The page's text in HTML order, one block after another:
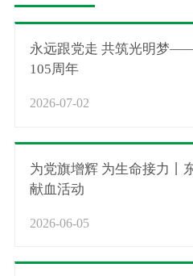
永远跟党走 共筑光明梦——庆祝中国共产党成立
105周年
2026-07-02
为党旗增辉 为生命接力丨
献血活动
2026-06-05